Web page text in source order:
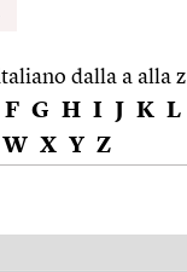
dalla a alla z
F G H I J K L
W X Y Z